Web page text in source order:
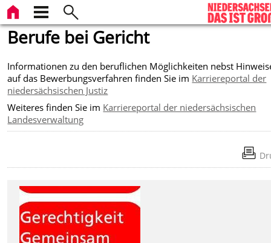
Berufe bei Gericht
Informationen zu den beruflichen Möglichkeiten nebst
auf das Bewerbungsverfahren finden Sie im Karriereportal der
niedersächsischen Justiz
Weiteres finden Sie im Karriereportal der niedersächsischen
Landesverwaltung